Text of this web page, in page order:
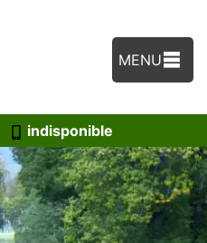
MENU
indisponible